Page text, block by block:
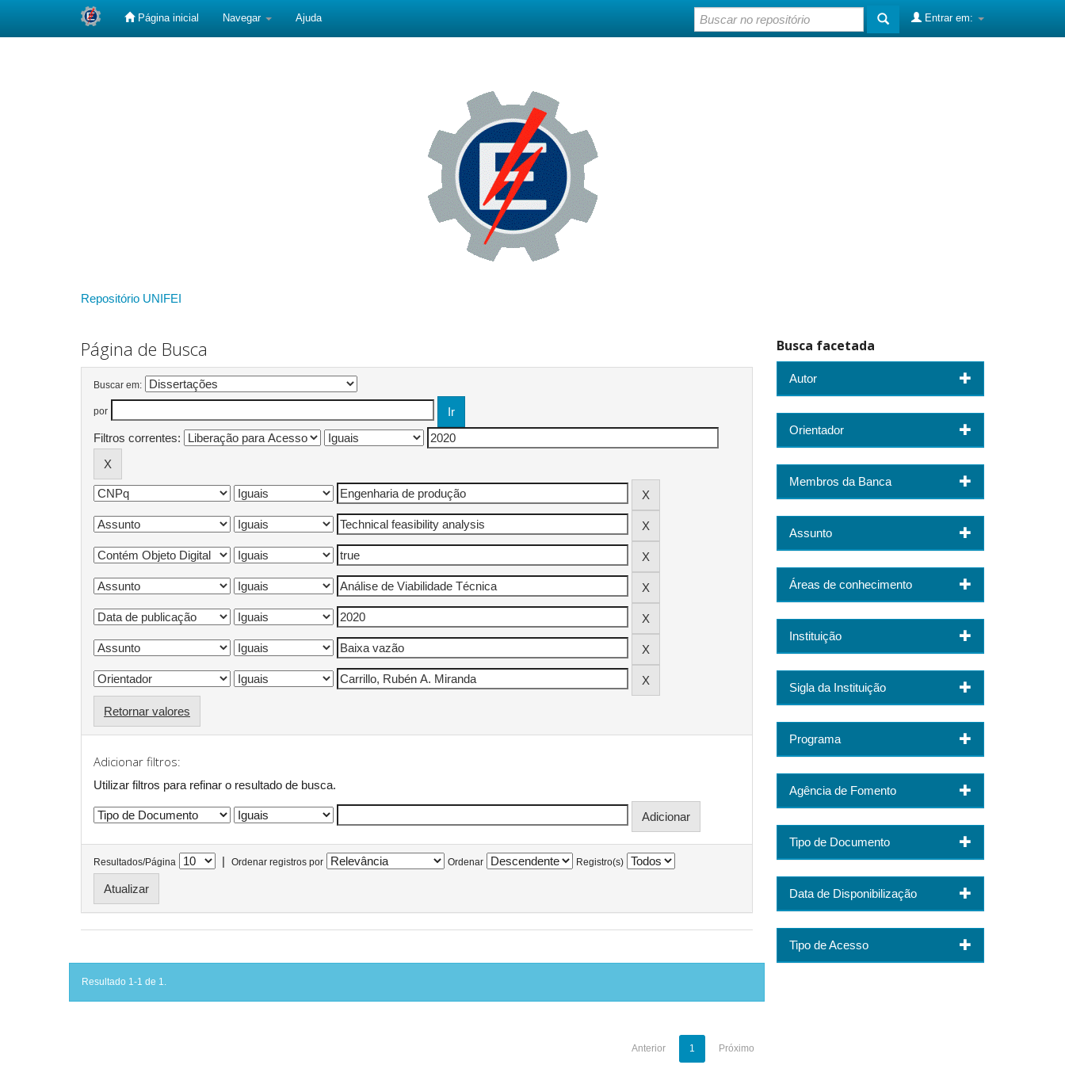
Página inicial Navegar Ajuda Entrar em:
Repositório UNIFEI
Página de Busca
Buscar em:
por
Filtros correntes:
Retornar valores
Adicionar filtros:
Utilizar filtros para refinar o resultado de busca.
Resultados/Página | Ordenar registros por Ordenar Registro(s)
Resultado 1-1 de 1.
Anterior 1 Próximo
Busca facetada
Autor
Orientador
Membros da Banca
Assunto
Áreas de conhecimento
Instituição
Sigla da Instituição
Programa
Agência de Fomento
Tipo de Documento
Data de Disponibilização
Tipo de Acesso